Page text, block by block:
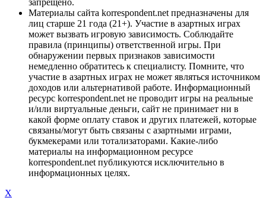
Материалы сайта korrespondent.net предназначены для
лиц старше 21 года (21+). Участие в азартных играх
может вызвать игровую зависимость. Соблюдайте
правила (принципы) ответственной игры. При
обнаружении первых признаков зависимости
немедленно обратитесь к специалисту. Помните, что
участие в азартных играх не может являться источником
доходов или альтернативой работе. Информационный
ресурс korrespondent.net не проводит игры на реальные
и/или виртуальные деньги, сайт не принимает ни в
какой форме оплату ставок и других платежей, которые
связаны/могут быть связаны с азартными играми,
букмекерами или тотализаторами. Какие-либо
материалы на информационном ресурсе
korrespondent.net публикуются исключительно в
информационных целях.
X